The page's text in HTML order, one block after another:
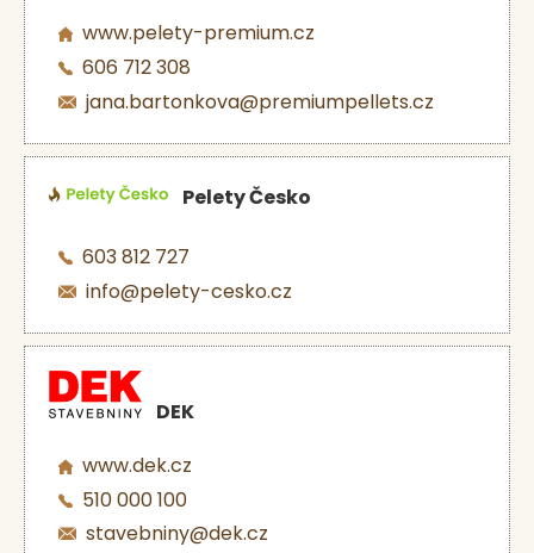
www.pelety-premium.cz
606 712 308
jana.bartonkova@premiumpellets.cz
Pelety Česko
603 812 727
info@pelety-cesko.cz
DEK
www.dek.cz
510 000 100
stavebniny@dek.cz